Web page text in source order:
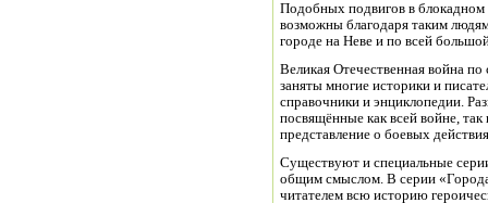
Подобных подвигов в
возможны благодаря таким
городе на Неве и по всей
Великая Отечественная война по
заняты многие историки и
справочники и энциклопедии.
посвящённые как всей войне,
представление о боевых
Существуют и специальные
общим смыслом. В серии
читателем всю историю